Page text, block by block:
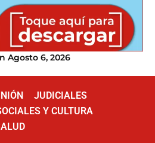
Agosto 6, 2026
JUDICIALES
Y CULTURA